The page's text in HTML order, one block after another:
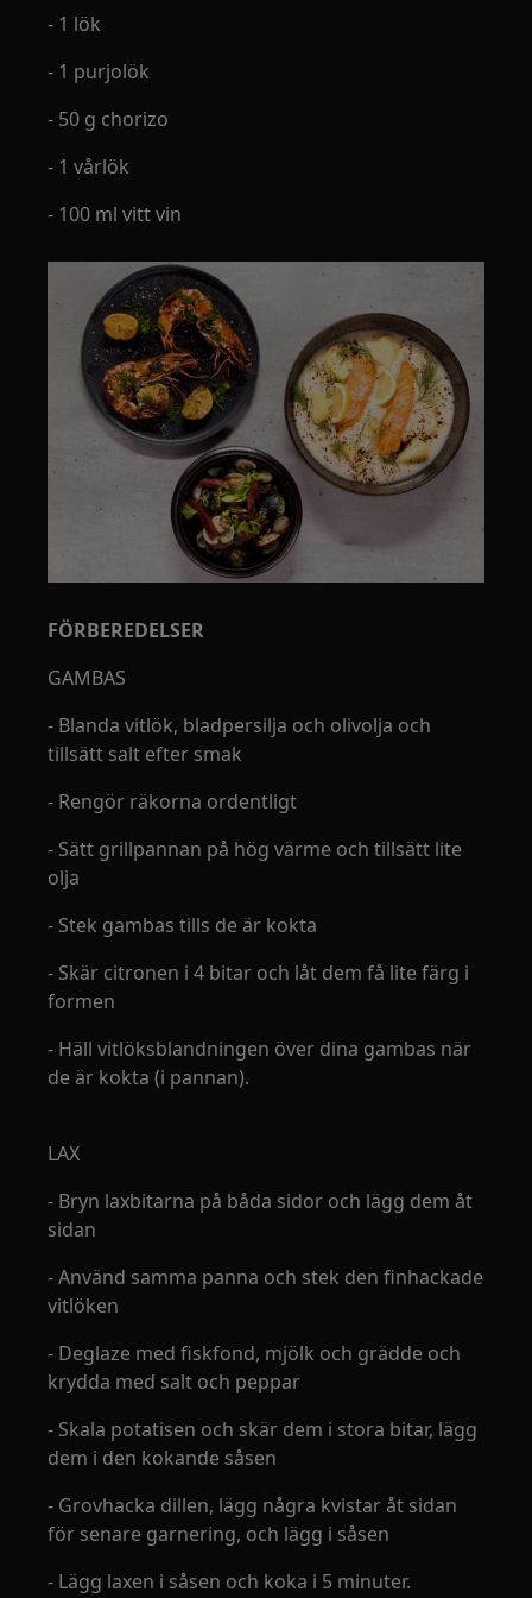
- 1 lök
- 1 purjolök
- 50 g chorizo
- 1 vårlök
- 100 ml vitt vin
FÖRBEREDELSER
GAMBAS
- Blanda vitlök, bladpersilja och olivolja och
tillsätt salt efter smak
- Rengör räkorna ordentligt
- Sätt grillpannan på hög värme och tillsätt lite
olja
- Stek gambas tills de är kokta
- Skär citronen i 4 bitar och låt dem få lite färg i
formen
- Häll vitlöksblandningen över dina gambas när
de är kokta (i pannan).
LAX
- Bryn laxbitarna på båda sidor och lägg dem åt
sidan
- Använd samma panna och stek den finhackade
vitlöken
- Deglaze med fiskfond, mjölk och grädde och
krydda med salt och peppar
- Skala potatisen och skär dem i stora bitar, lägg
dem i den kokande såsen
- Grovhacka dillen, lägg några kvistar åt sidan
för senare garnering, och lägg i såsen
- Lägg laxen i såsen och koka i 5 minuter.